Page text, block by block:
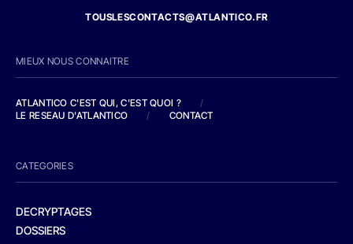
TOUSLESCONTACTS@ATLANTICO.FR
MIEUX NOUS CONNAITRE
ATLANTICO C'EST QUI, C'EST QUOI ?
/
LE RESEAU D'ATLANTICO
/ CONTACT
CATEGORIES
DECRYPTAGES
DOSSIERS